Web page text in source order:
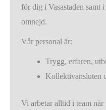
för dig i Vasastaden samt
omnejd.
Vår personal är:
Trygg, erfaren,
Kollektivansluten
Vi arbetar alltid i team